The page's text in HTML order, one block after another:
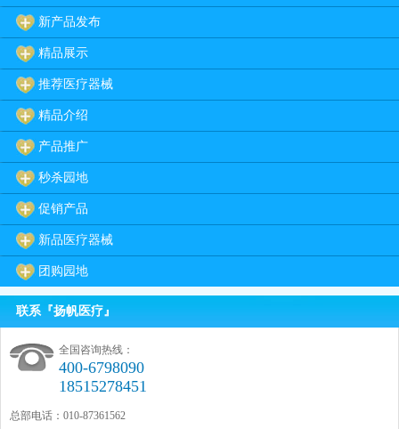
新产品发布
精品展示
推荐医疗器械
精品介绍
产品推广
秒杀园地
促销产品
新品医疗器械
团购园地
联系『扬帆医疗』
全国咨询热线：
400-6798090
18515278451
总部电话：010-87361562